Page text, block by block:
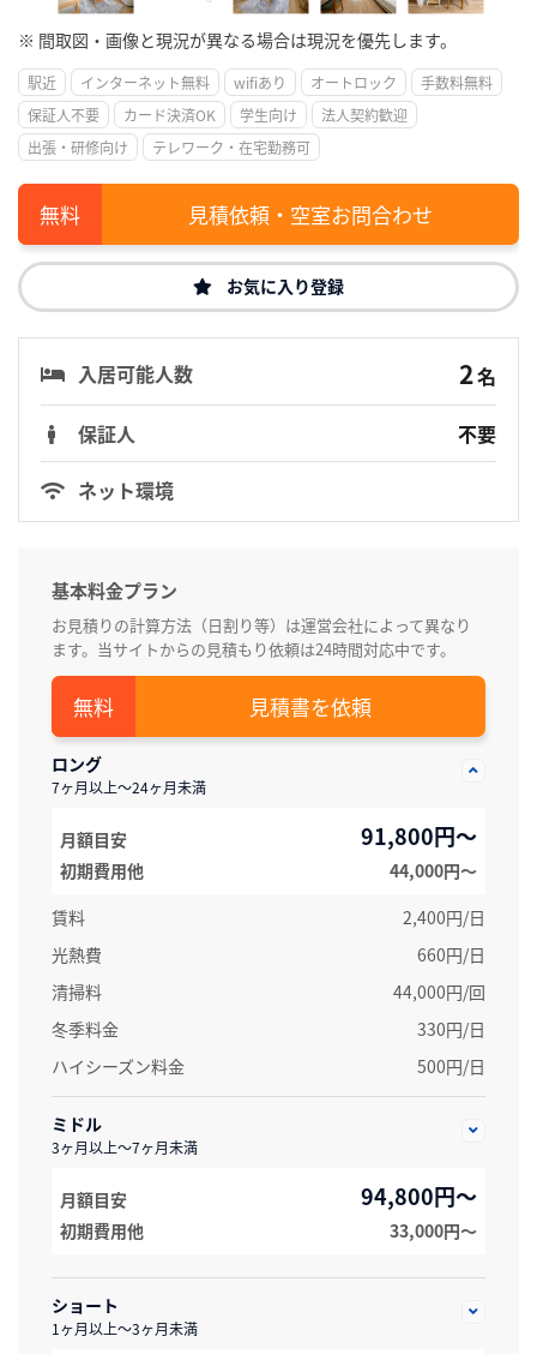
※ 間取図・画像と現況が異なる場合は現況を優先します。
駅近 インターネット無料 wifiあり オートロック
手数料無料
保証人不要
カード決済OK 学生向け
法人契約歓迎
出張・研修向け
テレワーク・在宅勤務可
見積依頼・空室お問合わせ
お気に入り登録
入居可能人数 2名
保証人
不要
ネット環境
基本料金プラン
お見積りの計算方法（日割り等）は運営会社によって異なり
ます。当サイトからの見積もり依頼は24時間対応中です。
見積書を依頼
ロング
7ヶ月以上～24ヶ月未満
月額目安 91,800円～
初期費用他
44,000円〜
賃料
2,400円/日
光熱費
660円/日
清掃料
44,000円/回
冬季料金
330円/日
ハイシーズン料金
500円/日
ミドル
3ヶ月以上～7ヶ月未満
月額目安 94,800円～
初期費用他 33,000円〜
ショート
1ヶ月以上～3ヶ月未満